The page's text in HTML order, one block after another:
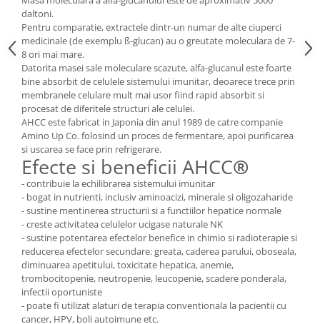
daltoni.
Pentru comparatie, extractele dintr-un numar de alte ciuperci
medicinale (de exemplu ß-glucan) au o greutate moleculara de 7-
8 ori mai mare.
Datorita masei sale moleculare scazute, alfa-glucanul este foarte
bine absorbit de celulele sistemului imunitar, deoarece trece prin
membranele celulare mult mai usor fiind rapid absorbit si
procesat de diferitele structuri ale celulei.
AHCC este fabricat in Japonia din anul 1989 de catre companie
Amino Up Co. folosind un proces de fermentare, apoi purificarea
si uscarea se face prin refrigerare.
Efecte si beneficii AHCC®
- contribuie la echilibrarea sistemului imunitar
- bogat in nutrienti, inclusiv aminoacizi, minerale si oligozaharide
- sustine mentinerea structurii si a functiilor hepatice normale
- creste activitatea celulelor ucigase naturale NK
- sustine potentarea efectelor benefice in chimio si radioterapie si
reducerea efectelor secundare: greata, caderea parului, oboseala,
diminuarea apetitului, toxicitate hepatica, anemie,
trombocitopenie, neutropenie, leucopenie, scadere ponderala,
infectii oportuniste
- poate fi utilizat alaturi de terapia conventionala la pacientii cu
cancer, HPV, boli autoimune etc.